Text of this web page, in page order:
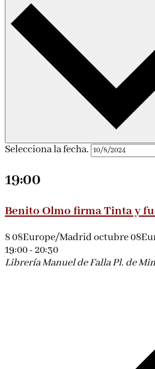
Selecciona la fecha.
19:00
Benito Olmo firma Tinta y
8 08Europe/Madrid octubre
19:00-20:30
Librería Manuel de FallaPl. de